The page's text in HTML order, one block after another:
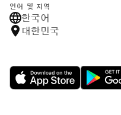
언어 및 지역
한국어
대한민국